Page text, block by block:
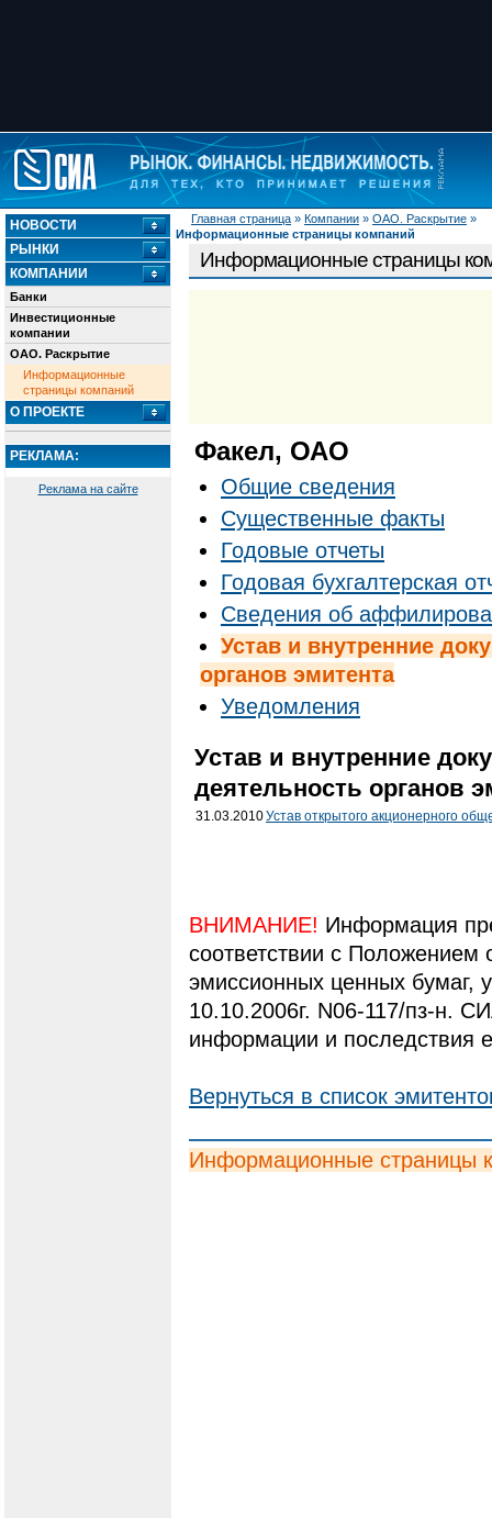
Главная страница » Компании » ОАО. Раскрытие »
Информационные страницы компаний
НОВОСТИ
РЫНКИ
КОМПАНИИ
Банки
Инвестиционные
компании
ОАО. Раскрытие
Информационные
страницы компаний
О ПРОЕКТЕ
РЕКЛАМА:
Реклама на сайте
Информационные страницы
Факел, ОАО
Общие сведения
Существенные факты
Годовые отчеты
Годовая бухгалтерская
Cведения об
Устав и внутренние
органов эмитента
Уведомления
Устав и внутренние
деятельность органов
31.03.2010Устав открытого акционерного
ВНИМАНИЕ! Информация
соответствии с
эмиссионных ценных
10.10.2006г. N06-117/пз-н.
информации и последствия
Вернуться в список
Информационные страницы